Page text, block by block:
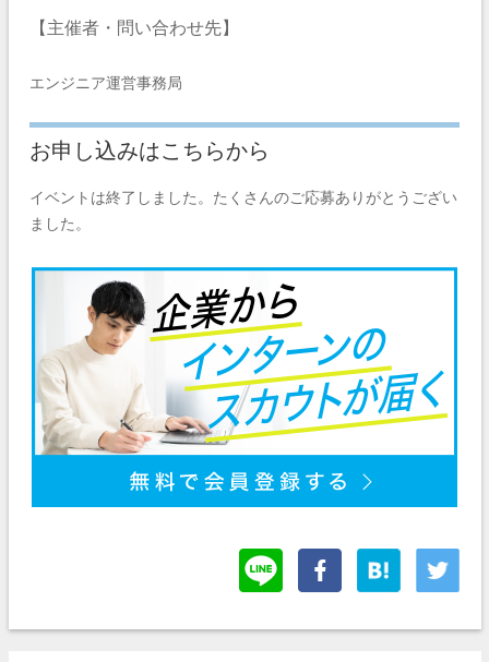
【主催者・問い合わせ先】
エンジニア運営事務局
お申し込みはこちらから
イベントは終了しました。たくさんのご応募ありがとうござい
ました。